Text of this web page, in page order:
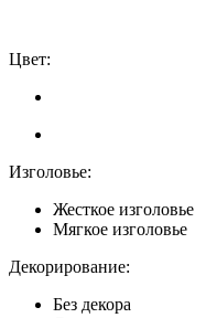
Цвет:
Изголовье:
Жесткое изголовье
Мягкое изголовье
Декорирование:
Без декора